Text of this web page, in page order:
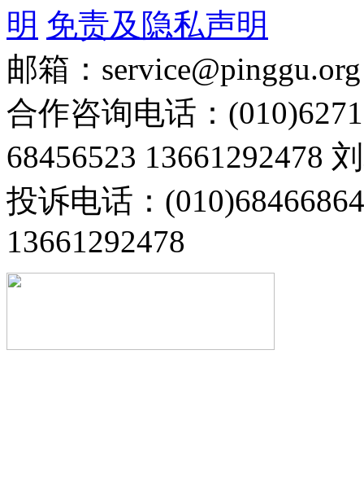
明 免责及隐私声明
邮箱：service@pinggu.org
合作咨询电话：
68456523 13661292478
投诉电话：
13661292478